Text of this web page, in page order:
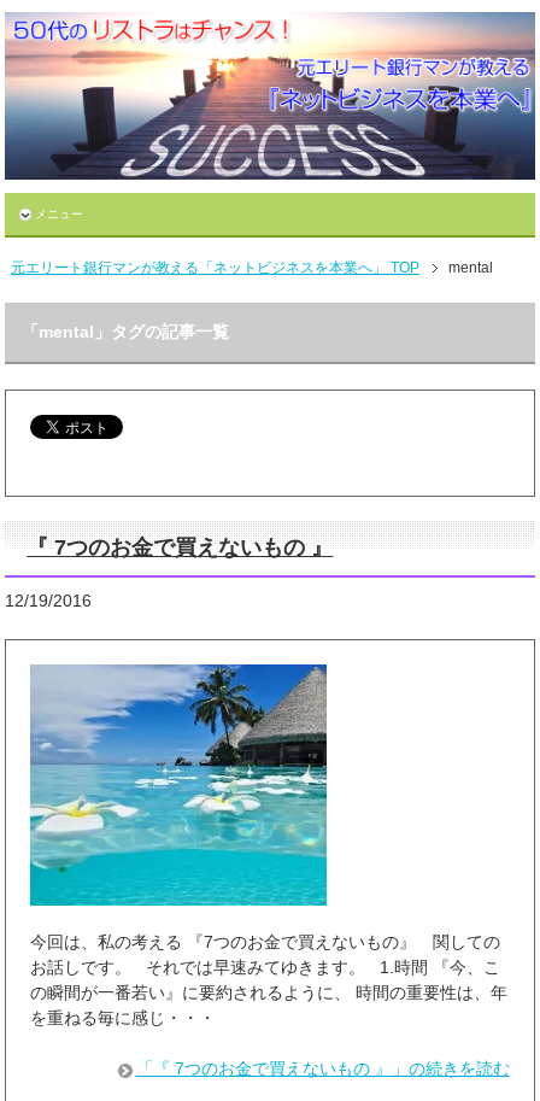
メニュー
元エリート銀行マンが教える「ネットビジネスを本業へ」 TOP mental
「mental」タグの記事一覧
『 7つのお金で買えないもの 』
12/19/2016
今回は、私の考える 『7つのお金で買えないもの』 関しての
お話しです。 それでは早速みてゆきます。 1.時間 『今、こ
の瞬間が一番若い』に要約されるように、 時間の重要性は、年
を重ねる毎に感じ・・・
「『 7つのお金で買えないもの 』」の続きを読む